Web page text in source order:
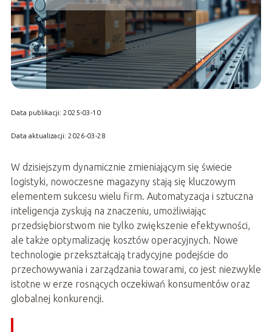
Data publikacji: 2025-03-10
Data aktualizacji: 2026-03-28
W dzisiejszym dynamicznie zmieniającym się świecie
logistyki, nowoczesne magazyny stają się kluczowym
elementem sukcesu wielu firm. Automatyzacja i sztuczna
inteligencja zyskują na znaczeniu, umożliwiając
przedsiębiorstwom nie tylko zwiększenie efektywności,
ale także optymalizację kosztów operacyjnych. Nowe
technologie przekształcają tradycyjne podejście do
przechowywania i zarządzania towarami, co jest niezwykle
istotne w erze rosnących oczekiwań konsumentów oraz
globalnej konkurencji.